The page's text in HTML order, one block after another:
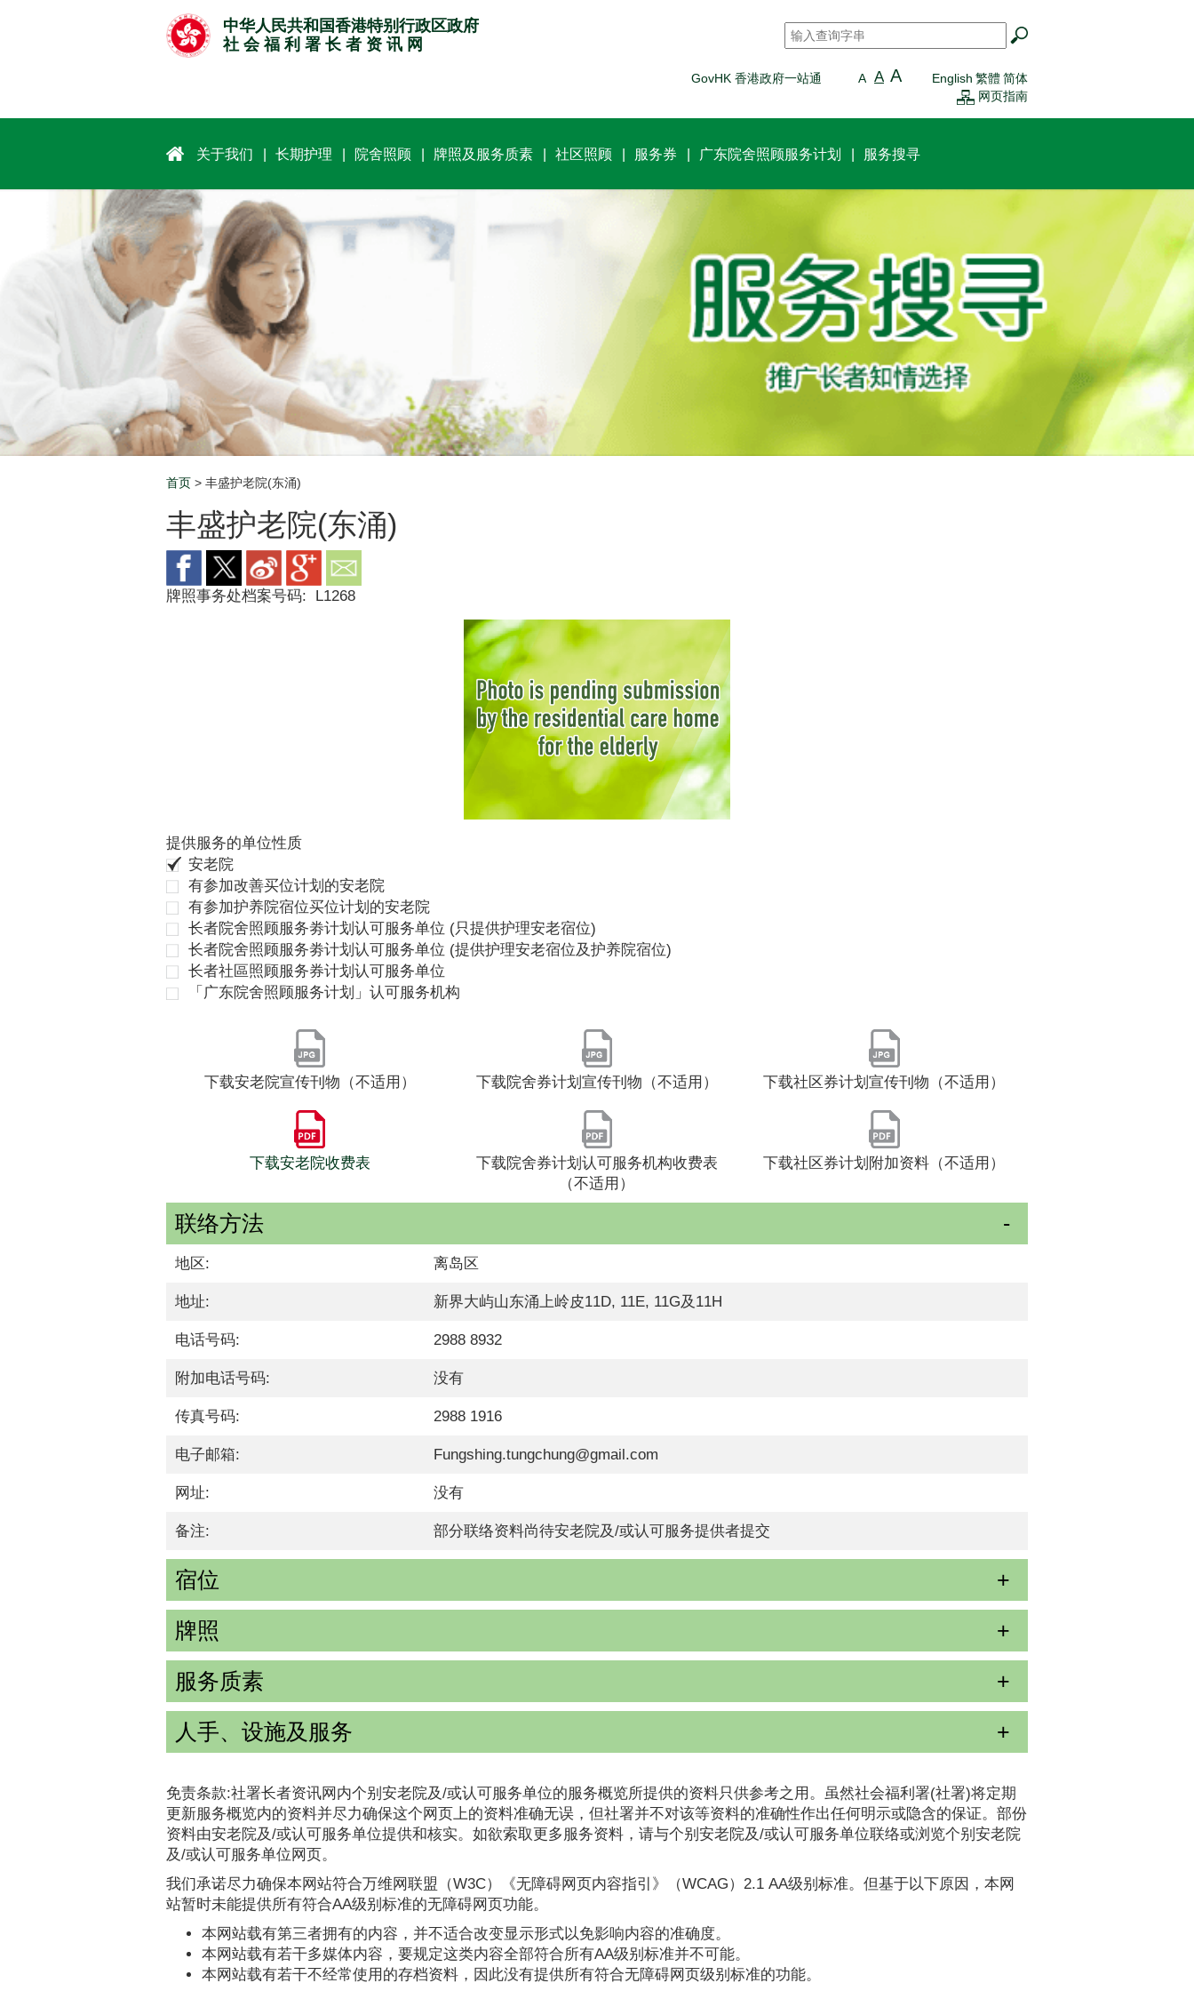
中华人民共和国香港特别行政区政府
社 会 福 利 署 长 者 资 讯 网
搜寻 *
GovHK 香港政府一站通 A A A English 繁體 简体
网页指南
关于我们 长期护理 院舍照顾 牌照及服务质素 社区照顾 服务券 广东院舍照顾服务计划 服务搜寻
Breadcrumb
首页 > 丰盛护老院(东涌)
丰盛护老院(东涌)
牌照事务处档案号码: L1268
提供服务的单位性质
安老院
有参加改善买位计划的安老院
有参加护养院宿位买位计划的安老院
长者院舍照顾服务劵计划认可服务单位 (只提供护理安老宿位)
长者院舍照顾服务劵计划认可服务单位 (提供护理安老宿位及护养院宿位)
长者社區照顾服务券计划认可服务单位
「广东院舍照顾服务计划」认可服务机构
下载安老院宣传刊物（不适用） 下载院舍券计划宣传刊物（不适用） 下载社区券计划宣传刊物（不适用）
下载安老院收费表
下载院舍券计划认可服务机构收费表
（不适用）
下载社区券计划附加资料（不适用）
联络方法
地区: 离岛区
地址: 新界大屿山东涌上岭皮11D, 11E, 11G及11H
电话号码: 2988 8932
附加电话号码: 没有
传真号码: 2988 1916
电子邮箱: Fungshing.tungchung@gmail.com
网址: 没有
备注: 部分联络资料尚待安老院及/或认可服务提供者提交
宿位
牌照
服务质素
人手、设施及服务
免责条款:社署长者资讯网内个别安老院及/或认可服务单位的服务概览所提供的资料只供参考之用。虽然社会福利署(社署)将定期
更新服务概览内的资料并尽力确保这个网页上的资料准确无误，但社署并不对该等资料的准确性作出任何明示或隐含的保证。部份
资料由安老院及/或认可服务单位提供和核实。如欲索取更多服务资料，请与个别安老院及/或认可服务单位联络或浏览个别安老院
及/或认可服务单位网页。
我们承诺尽力确保本网站符合万维网联盟（W3C）《无障碍网页内容指引》（WCAG）2.1 AA级别标准。但基于以下原因，本网
站暂时未能提供所有符合AA级别标准的无障碍网页功能。
本网站载有第三者拥有的内容，并不适合改变显示形式以免影响内容的准确度。
本网站载有若干多媒体内容，要规定这类内容全部符合所有AA级别标准并不可能。
本网站载有若干不经常使用的存档资料，因此没有提供所有符合无障碍网页级别标准的功能。